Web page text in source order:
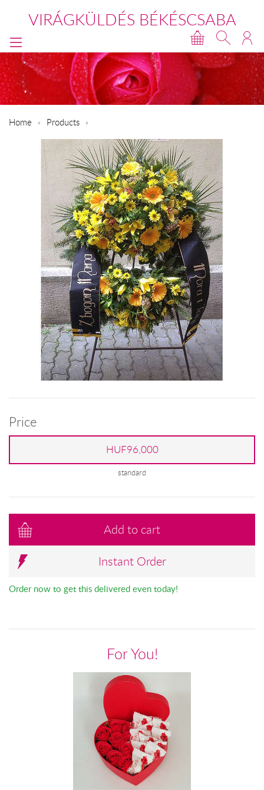
VIRÁGKÜLDÉS BÉKÉSCSABA
Home Products
Price
HUF96,000
standard
Add to cart
Instant Order
Order now to get this delivered even today!
For You!